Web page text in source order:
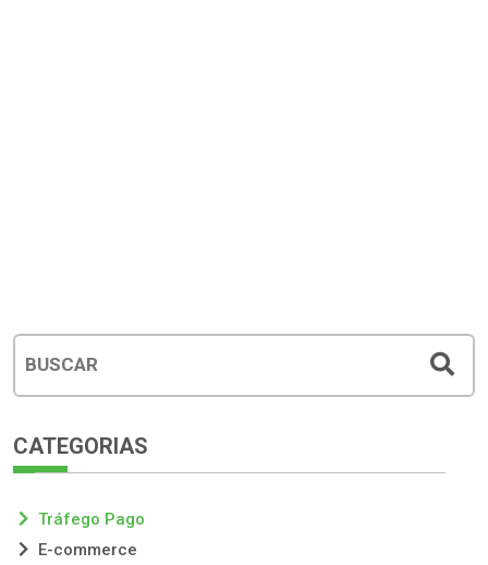
CATEGORIAS
Tráfego Pago
E-commerce